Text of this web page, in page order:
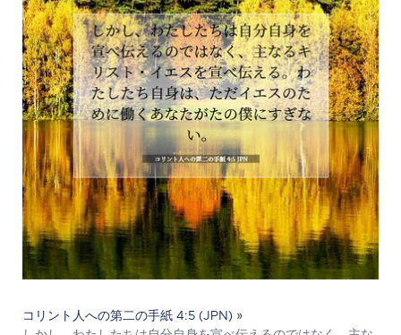
コリント人への第二の手紙 4:5 (JPN) »